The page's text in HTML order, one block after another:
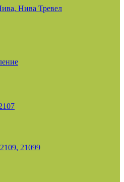
Нива Тревел
21099